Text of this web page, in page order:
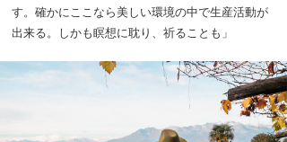
す。確かにここなら美しい環境の中で生産活動が
出来る。しかも瞑想に耽り、祈ることも」